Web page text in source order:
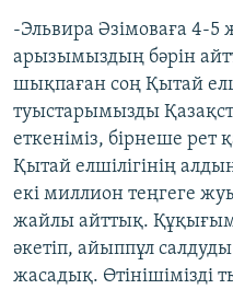
-Эльвира Әзімоваға 4-5
арызымыздың бәрін
шықпаған соң Қытай
туыстарымызды
еткеніміз, бірнеше
Қытай елшілігінің
екі миллион теңгеге
жайлы айттық.
әкетіп, айыппұл
жасадық. Өтінішімізді